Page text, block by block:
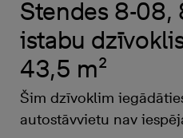
Stendes 8-08,
istabu
43,5 m²
Šim dzīvoklim
autostāvvietu nav